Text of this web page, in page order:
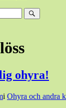
Sök
ohyra!
i Ohyra och andra